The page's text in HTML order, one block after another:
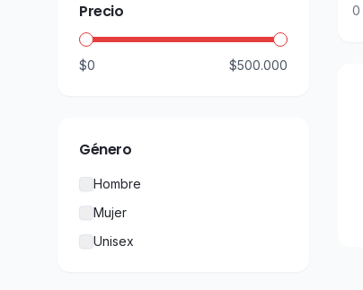
Precio
$0 $500.000
Género
Hombre
Mujer
Unisex
0